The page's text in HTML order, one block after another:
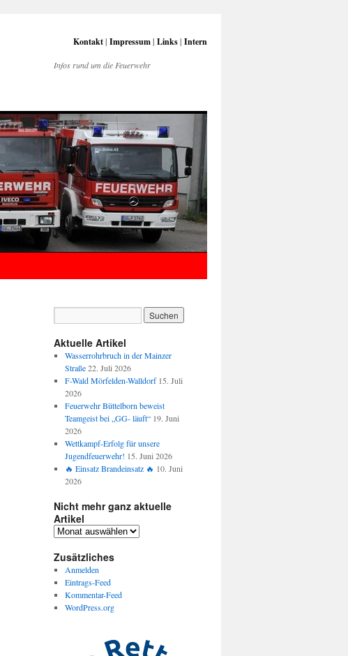
Kontakt| Impressum| Links| Intern
Infos rund um die Feuerwehr
Aktuelle Artikel
Wasserrohrbruch in der Mainzer
Straße 22. Juli 2026
F-Wald Mörfelden-Walldorf 15. Juli
2026
Feuerwehr Büttelborn beweist
Teamgeist bei „GG- läuft“ 19. Juni
2026
Wettkampf-Erfolg für unsere
Jugendfeuerwehr! 15. Juni 2026
🔥 Einsatz Brandeinsatz 🔥 10. Juni
2026
Nicht mehr ganz aktuelle
Artikel
Zusätzliches
Anmelden
Eintrags-Feed
Kommentar-Feed
WordPress.org